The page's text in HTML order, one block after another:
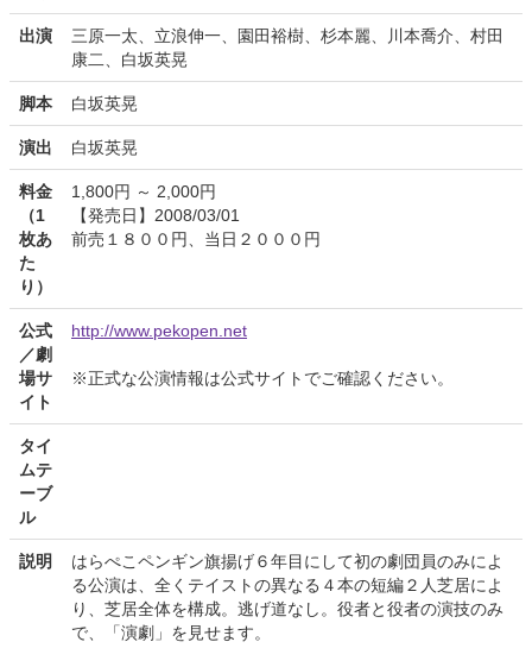
出演
三原一太、立浪伸一、園田裕樹、杉本麗、川本喬介、村田
康二、白坂英晃
脚本 白坂英晃
演出 白坂英晃
料金
（1
枚あ
た
り）
1,800円 ～ 2,000円
【発売日】2008/03/01
前売１８００円、当日２０００円
公式
／劇
場サ
イト
http://www.pekopen.net
※正式な公演情報は公式サイトでご確認ください。
タイ
ムテ
ーブ
ル
説明
はらぺこペンギン旗揚げ６年目にして初の劇団員のみによ
る公演は、全くテイストの異なる４本の短編２人芝居によ
り、芝居全体を構成。逃げ道なし。役者と役者の演技のみ
で、「演劇」を見せます。